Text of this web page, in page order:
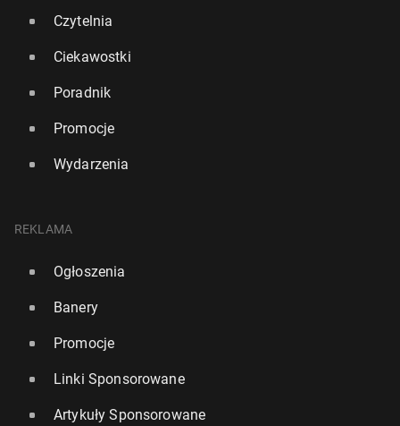
Czytelnia
Ciekawostki
Poradnik
Promocje
Wydarzenia
REKLAMA
Ogłoszenia
Banery
Promocje
Linki Sponsorowane
Artykuły Sponsorowane